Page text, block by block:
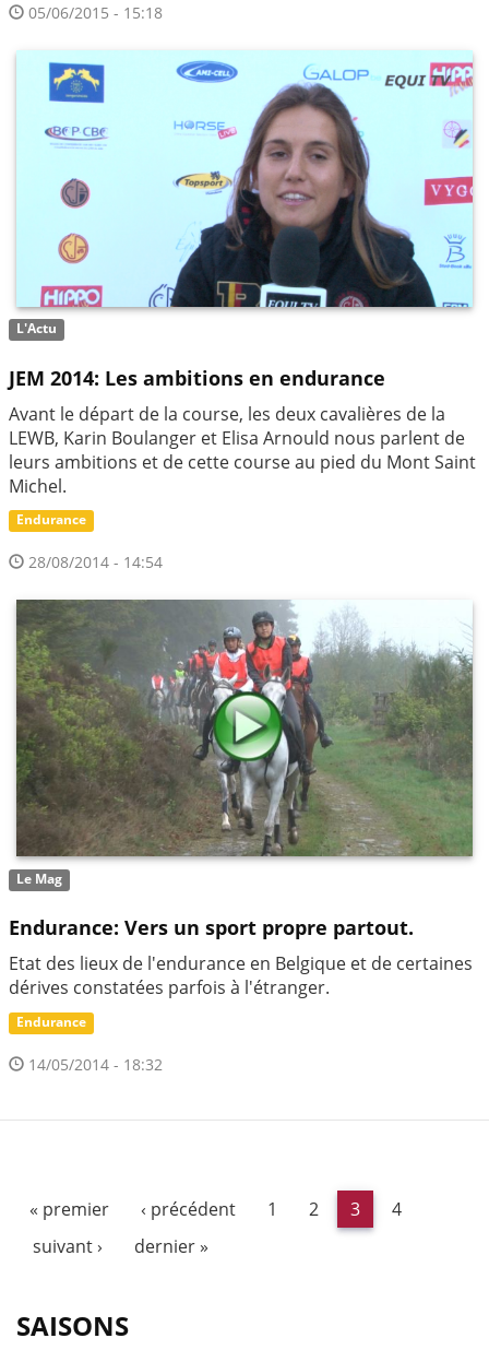
05/06/2015 - 15:18
L'Actu
JEM 2014: Les ambitions en endurance
Avant le départ de la course, les deux cavalières de la
LEWB, Karin Boulanger et Elisa Arnould nous parlent de
leurs ambitions et de cette course au pied du Mont Saint
Michel.
Endurance
28/08/2014 - 14:54
Le Mag
Endurance: Vers un sport propre partout.
Etat des lieux de l'endurance en Belgique et de certaines
dérives constatées parfois à l'étranger.
Endurance
14/05/2014 - 18:32
« premier ‹ précédent 1 2 3
4
suivant ›
dernier »
SAISONS